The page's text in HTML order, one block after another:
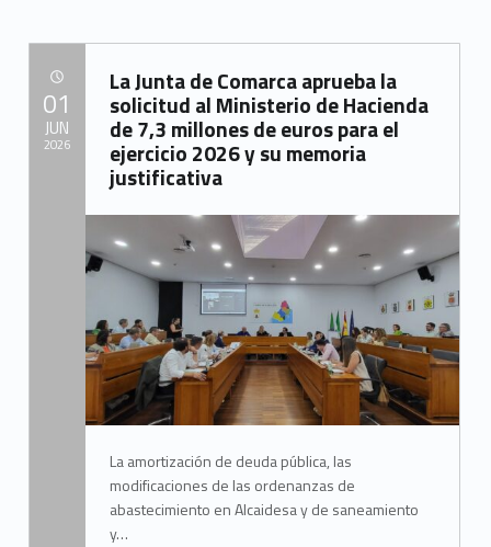
La Junta de Comarca aprueba la
solicitud al Ministerio de Hacienda
de 7,3 millones de euros para el
ejercicio 2026 y su memoria
justificativa
La amortización de deuda pública, las
modificaciones de las ordenanzas de
abastecimiento en Alcaidesa y de saneamiento
y…
POSTED ON:01
JUN
2026